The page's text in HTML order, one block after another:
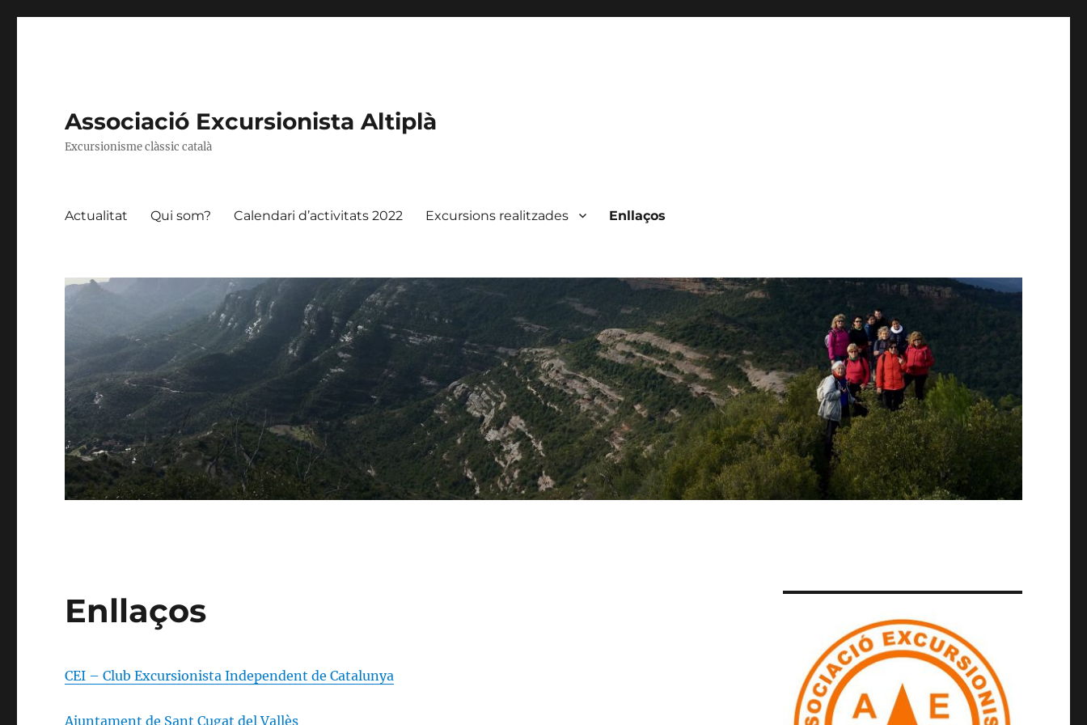
Associació Excursionista Altiplà
Excursionisme clàssic català
Actualitat Qui som? Calendari d’activitats 2022 Excursions realitzades Enllaços
Enllaços
CEI – Club Excursionista Independent de Catalunya
Ajuntament de Sant Cugat del Vallès